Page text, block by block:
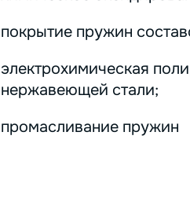
покрытие пружин
электрохимическая
нержавеющей стали;
промасливание пружин